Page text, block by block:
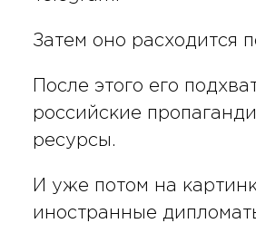
Затем оно расходится
После этого его
российские
ресурсы.
И уже потом на
иностранные